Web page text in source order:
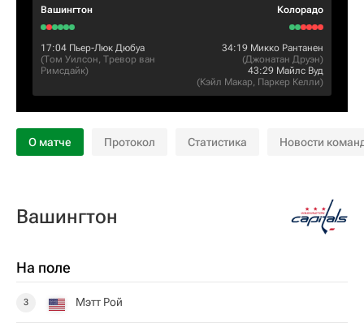
Вашингтон Колорадо
17:04 Пьер-Люк Дюбуа
(Том Уилсон, Тревор ван
Римсдайк)
34:19 Микко Рантанен
(Джонатан Друэн)
43:29 Майлс Вуд
(Кэйл Макар, Паркер Келли)
О матче Протокол Статистика Новости
Вашингтон
На поле
3 Мэтт Рой